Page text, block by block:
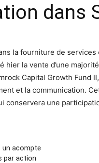
dans
la fourniture de
hier la vente d’une
Capital Growth Fund
et la communication.
conservera une
un acompte
par action